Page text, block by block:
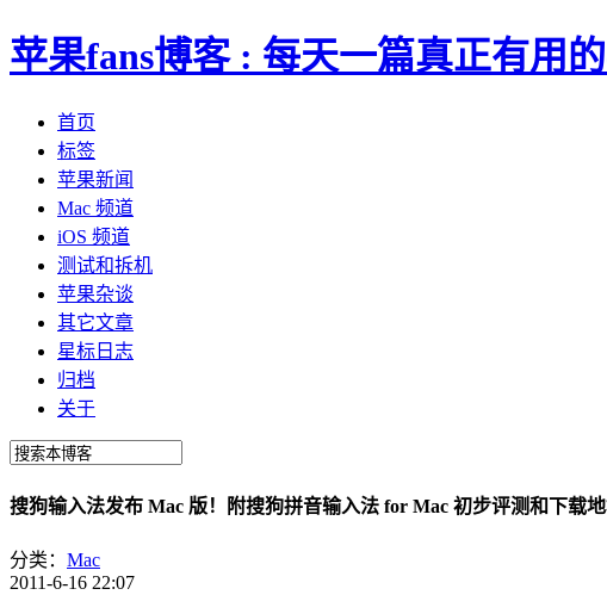
苹果fans博客 : 每天一篇真正有用
首页
标签
苹果新闻
Mac 频道
iOS 频道
测试和拆机
苹果杂谈
其它文章
星标日志
归档
关于
搜狗输入法发布 Mac 版！附搜狗拼音输入法 for Mac 初步评测和下载
分类： Mac
2011-6-16 22:07